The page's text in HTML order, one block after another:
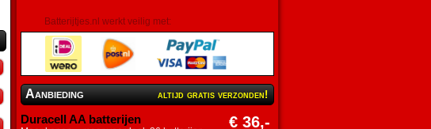
Batterijtjes.nl werkt veilig met:
Aanbieding altijd gratis verzonden!
Duracell AA batterijen € 36,-